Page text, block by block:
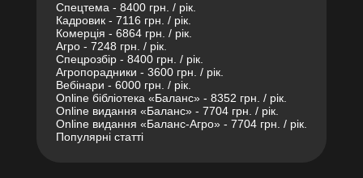
Спецтема - 8400 грн. / рік.
Кадровик - 7116 грн. / рік.
Комерція - 6864 грн. / рік.
Агро - 7248 грн. / рік.
Спецрозбір - 8400 грн. / рік.
Агропорадники - 3600 грн. / рік.
Вебінари - 6000 грн. / рік.
Online бібліотека «Баланс» - 8352 грн. / рік.
Online видання «Баланс» - 7704 грн. / рік.
Online видання «Баланс-Агро» - 7704 грн. / рік.
Популярні статті